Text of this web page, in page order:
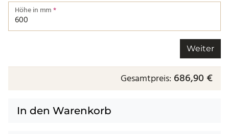
Höhe in mm*
Weiter
Gesamtpreis: 686,90 €
In den Warenkorb